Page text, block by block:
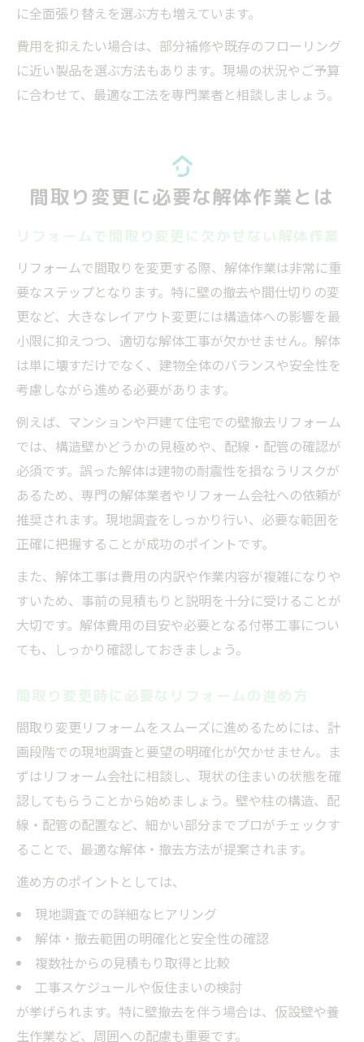
に全面張り替えを選ぶ方も増えています。
費用を抑えたい場合は、部分補修や既存のフローリング
に近い製品を選ぶ方法もあります。現場の状況やご予算
に合わせて、最適な工法を専門業者と相談しましょう。
間取り変更に必要な解体作業とは
リフォームで間取り変更に欠かせない解体作業
リフォームで間取りを変更する際、解体作業は非常に重
要なステップとなります。特に壁の撤去や間仕切りの変
更など、大きなレイアウト変更には構造体への影響を最
小限に抑えつつ、適切な解体工事が欠かせません。解体
は単に壊すだけでなく、建物全体のバランスや安全性を
考慮しながら進める必要があります。
例えば、マンションや戸建て住宅での壁撤去リフォーム
では、構造壁かどうかの見極めや、配線・配管の確認が
必須です。誤った解体は建物の耐震性を損なうリスクが
あるため、専門の解体業者やリフォーム会社への依頼が
推奨されます。現地調査をしっかり行い、必要な範囲を
正確に把握することが成功のポイントです。
また、解体工事は費用の内訳や作業内容が複雑になりや
すいため、事前の見積もりと説明を十分に受けることが
大切です。解体費用の目安や必要となる付帯工事につい
ても、しっかり確認しておきましょう。
間取り変更時に必要なリフォームの進め方
間取り変更リフォームをスムーズに進めるためには、計
画段階での現地調査と要望の明確化が欠かせません。ま
ずはリフォーム会社に相談し、現状の住まいの状態を確
認してもらうことから始めましょう。壁や柱の構造、配
線・配管の配置など、細かい部分までプロがチェックす
ることで、最適な解体・撤去方法が提案されます。
進め方のポイントとしては、
現地調査での詳細なヒアリング
解体・撤去範囲の明確化と安全性の確認
複数社からの見積もり取得と比較
工事スケジュールや仮住まいの検討
が挙げられます。特に壁撤去を伴う場合は、仮設壁や養
生作業など、周囲への配慮も重要です。